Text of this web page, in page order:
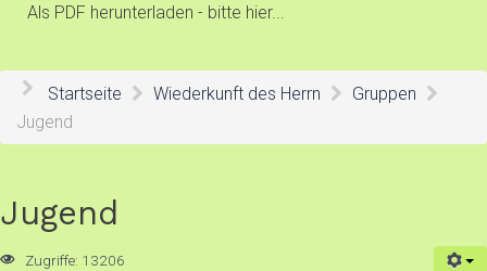
Als PDF herunterladen - bitte hier...
Startseite Wiederkunft des Herrn
Gruppen
Jugend
Jugend
Zugriffe: 13206